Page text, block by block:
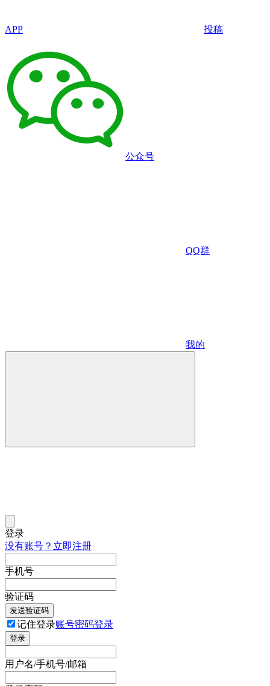
APP 投稿
公众号
QQ群
我的
登录
没有账号？立即注册
手机号
验证码
发送验证码
记住登录账号密码登录
登录
用户名/手机号/邮箱